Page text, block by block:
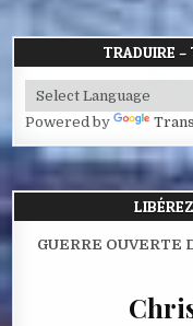
TRADUIRE –
Powered by
GUERRE OUVERTE